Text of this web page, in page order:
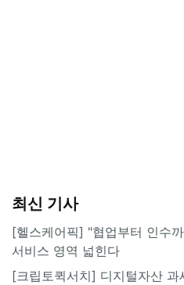
최신 기사
[헬스케어픽] "협업부터 인수
서비스 영역 넓힌다
[크립토퀵서치] 디지털자산 과